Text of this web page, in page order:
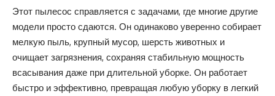
Этот пылесос справляется с задачами, где многие другие
модели просто сдаются. Он одинаково уверенно собирает
мелкую пыль, крупный мусор, шерсть животных и
очищает загрязнения, сохраняя стабильную мощность
всасывания даже при длительной уборке. Он работает
быстро и эффективно, превращая любую уборку в легкий